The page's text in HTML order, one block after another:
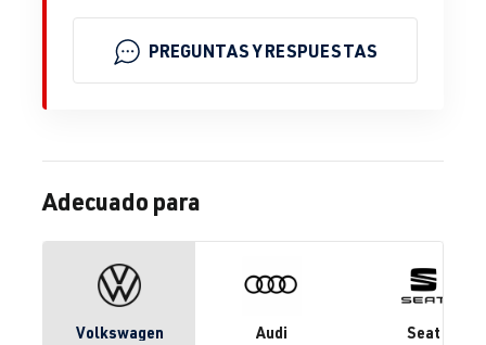
PREGUNTAS Y RESPUESTAS
Adecuado para
Volkswagen Audi Seat